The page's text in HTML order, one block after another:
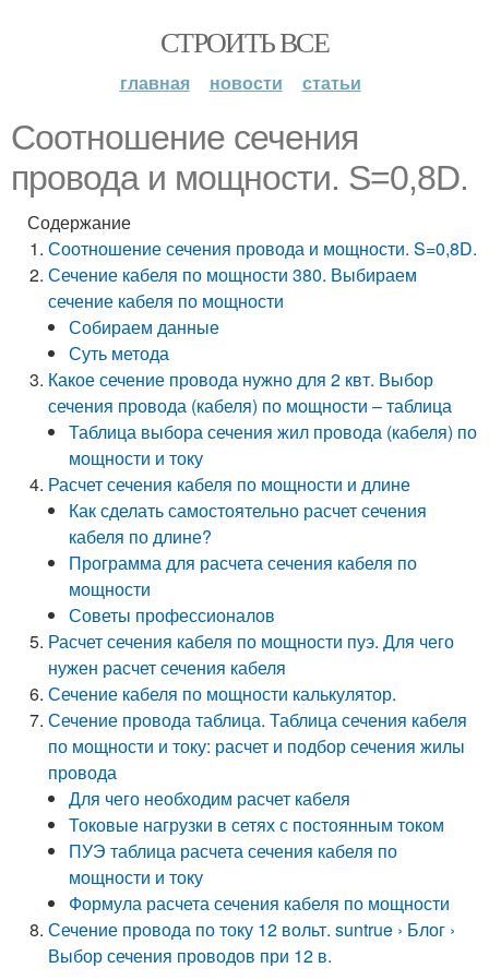
СТРОИТЬ ВСЕ
главная новости статьи
Соотношение сечения
провода и мощности. S=0,8D.
Содержание
Соотношение сечения провода и мощности. S=0,8D.
Сечение кабеля по мощности 380. Выбираем
сечение кабеля по мощности
Собираем данные
Суть метода
Какое сечение провода нужно для 2 квт. Выбор
сечения провода (кабеля) по мощности – таблица
Таблица выбора сечения жил провода (кабеля) по
мощности и току
Расчет сечения кабеля по мощности и длине
Как сделать самостоятельно расчет сечения
кабеля по длине?
Программа для расчета сечения кабеля по
мощности
Советы профессионалов
Расчет сечения кабеля по мощности пуэ. Для чего
нужен расчет сечения кабеля
Сечение кабеля по мощности калькулятор.
Сечение провода таблица. Таблица сечения кабеля
по мощности и току: расчет и подбор сечения жилы
провода
Для чего необходим расчет кабеля
Токовые нагрузки в сетях с постоянным током
ПУЭ таблица расчета сечения кабеля по
мощности и току
Формула расчета сечения кабеля по мощности
Сечение провода по току 12 вольт. suntrue › Блог ›
Выбор сечения проводов при 12 в.